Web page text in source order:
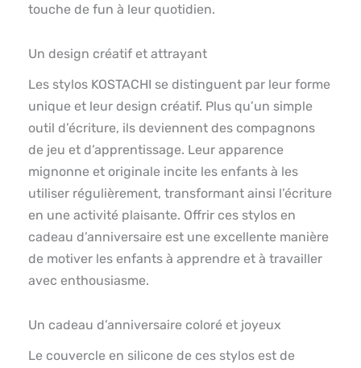
touche de fun à leur quotidien.
Un design créatif et attrayant
Les stylos KOSTACHI se distinguent par leur forme
unique et leur design créatif. Plus qu’un simple
outil d’écriture, ils deviennent des compagnons
de jeu et d’apprentissage. Leur apparence
mignonne et originale incite les enfants à les
utiliser régulièrement, transformant ainsi l’écriture
en une activité plaisante. Offrir ces stylos en
cadeau d’anniversaire est une excellente manière
de motiver les enfants à apprendre et à travailler
avec enthousiasme.
Un cadeau d’anniversaire coloré et joyeux
Le couvercle en silicone de ces stylos est de